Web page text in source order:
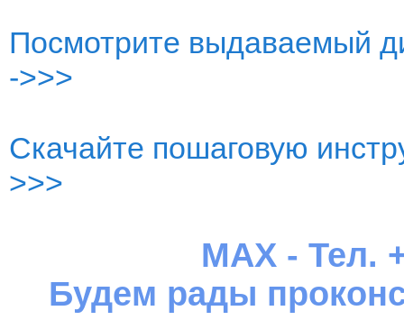
Посмотрите выдаваемый
->>>
Скачайте пошаговую
>>>
MAX - Тел.
Будем рады